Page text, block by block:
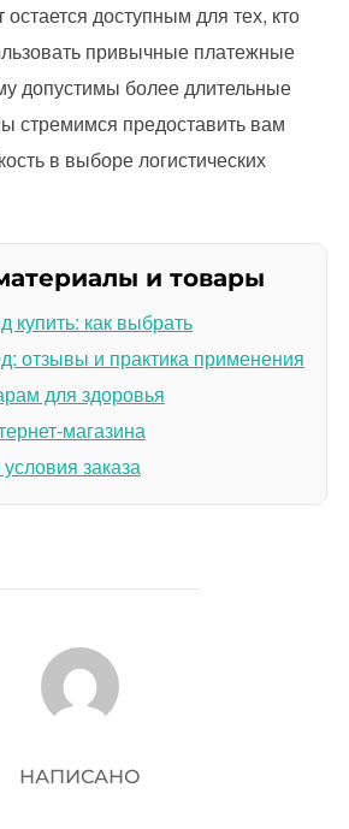
доступным для тех, кто
привычные платежные
допустимы более длительные
стремимся предоставить вам
в выборе логистических
и товары
купить: как выбрать
отзывы и практика применения
для здоровья
магазина
заказа
АВТОР ЗАПИСИ
НАПИСАНО